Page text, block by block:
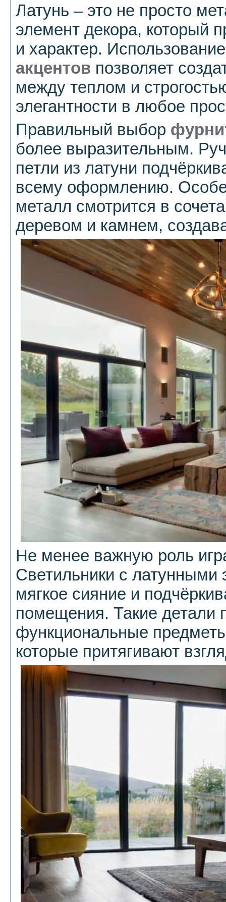
Латунь – это не просто
элемент декора, который
и характер.
акцентов позволяет
между теплом и
элегантности в любое
Правильный выбор
более выразительным.
петли из латуни
всему оформлению.
металл смотрится в
деревом и камнем,
Не менее важную роль
Светильники с
мягкое сияние и
помещения. Такие детали
функциональные
которые притягивают